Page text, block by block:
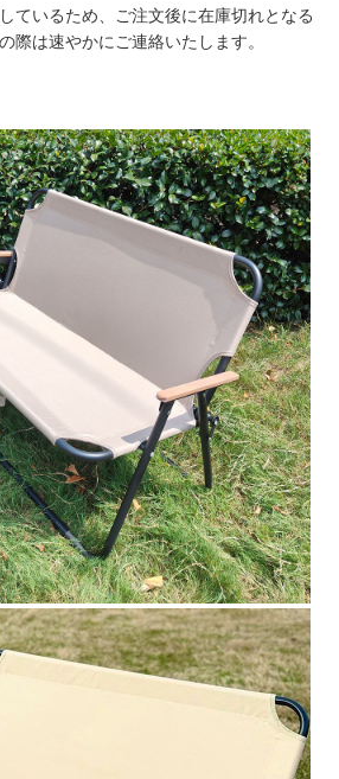
ているため、ご注文後に在庫切れとなる
際は速やかにご連絡いたします。